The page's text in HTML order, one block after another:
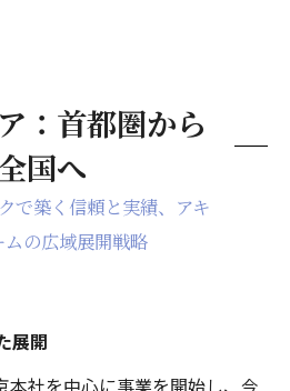
：首都圏から
国へ
で築く信頼と実績、アキ
ムの広域展開戦略
展開
本社を中心に事業を開始し、今